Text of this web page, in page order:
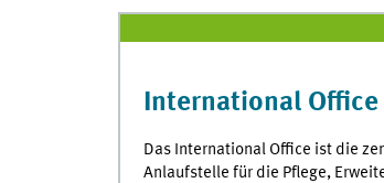
International Office
Das International Office ist die
Anlaufstelle für die Pflege,